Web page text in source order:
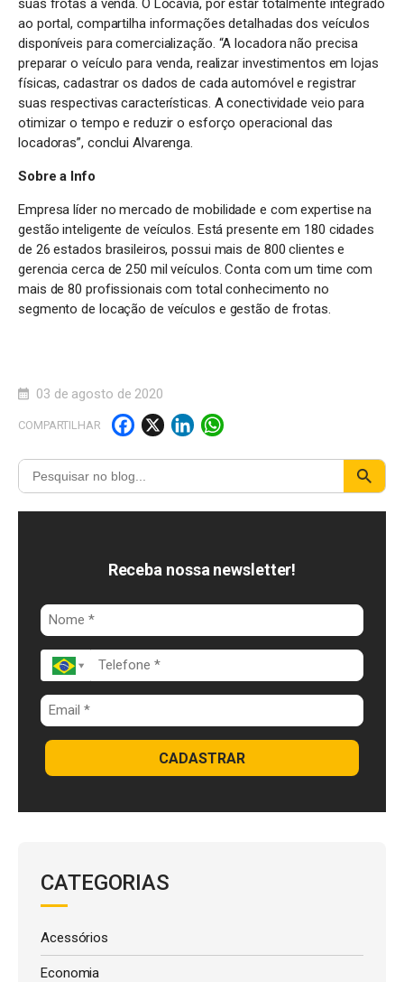
suas frotas à venda. O Locavia, por estar totalmente integrado
ao portal, compartilha informações detalhadas dos veículos
disponíveis para comercialização. “A locadora não precisa
preparar o veículo para venda, realizar investimentos em lojas
físicas, cadastrar os dados de cada automóvel e registrar
suas respectivas características. A conectividade veio para
otimizar o tempo e reduzir o esforço operacional das
locadoras”, conclui Alvarenga.
Sobre a Info
Empresa líder no mercado de mobilidade e com expertise na
gestão inteligente de veículos. Está presente em 180 cidades
de 26 estados brasileiros, possui mais de 800 clientes e
gerencia cerca de 250 mil veículos. Conta com um time com
mais de 80 profissionais com total conhecimento no
segmento de locação de veículos e gestão de frotas.
03 de agosto de 2020
COMPARTILHAR
F
a
c
e
o
o
k
X Li
n
k
e
I
n
W
h
a
t
A
p
p
Receba nossa newsletter!
CADASTRAR
CATEGORIAS
Acessórios
Economia